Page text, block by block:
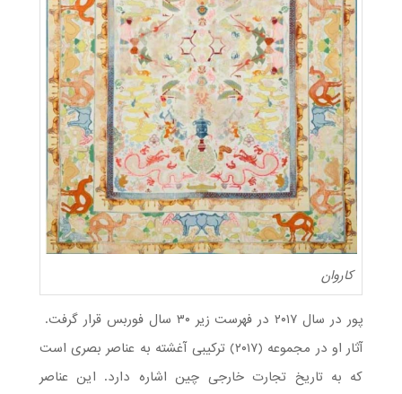
کاروان
پور در سال ۲۰۱۷ در فهرست زیر ۳۰ سال فوربس قرار گرفت.
آثار او در مجموعه (۲۰۱۷) ترکیبی آغشته به عناصر بصری‌ است
که به تاریخ تجارت خارجی چین اشاره دارد. این عناصر